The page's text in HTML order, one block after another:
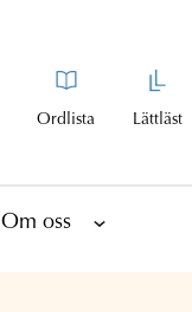
Ordlista Lättläst
Om oss